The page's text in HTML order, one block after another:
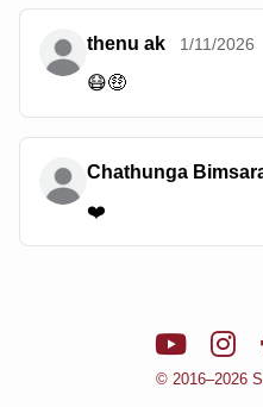
thenu ak 1/11/2026
😷🤑
Chathunga
❤️
© 2016–2026